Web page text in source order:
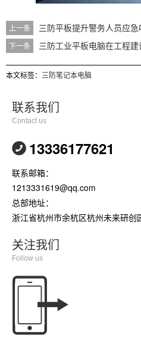
上一条 三防平板提升警务人员应急
下一条 三防工业平板电脑在工程
本文标签： 三防笔记本电脑
联系我们
Contact us
13336177621
联系邮箱：
1213331619@qq.com
总部地址：
浙江省杭州市余杭区杭州未来研创
关注我们
Follow us